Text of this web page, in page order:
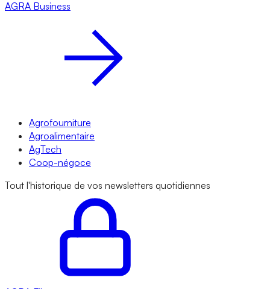
AGRA Business
Agrofourniture
Agroalimentaire
AgTech
Coop-négoce
Tout l'historique de vos newsletters quotidiennes